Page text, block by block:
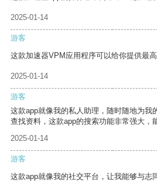
2025-01-14
游客
这款加速器VPM应用程序可以给你提供最高
2025-01-14
游客
这款app就像我的私人助理，随时随地为我
查找资料，这款app的搜索功能非常强大，
2025-01-14
游客
这款app就像我的社交平台，让我能够与志